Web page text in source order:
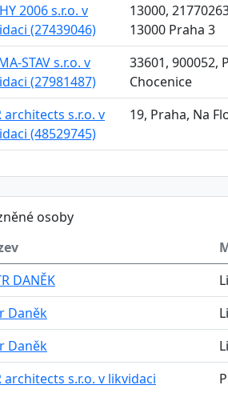
2006 s.r.o. v
(27439046)
13000,
13000 Praha 3
STAV s.r.o. v
(27981487)
33601, 900052,
Chocenice
architects s.r.o. v
(48529745)
19, Praha, Na
osoby
DANĚK
Daněk
Daněk
architects s.r.o. v likvidaci